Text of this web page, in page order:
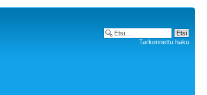
Tarkennettu haku